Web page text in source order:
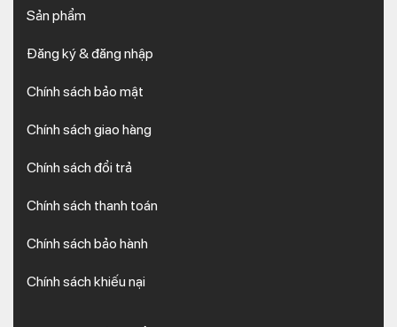
Sản phẩm
Đăng ký & đăng nhập
Chính sách bảo mật
Chính sách giao hàng
Chính sách đổi trả
Chính sách thanh toán
Chính sách bảo hành
Chính sách khiếu nại